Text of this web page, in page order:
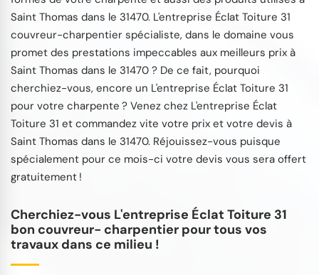
Saint Thomas dans le 31470. L'entreprise Éclat Toiture 31
couvreur-charpentier spécialiste, dans le domaine vous
promet des prestations impeccables aux meilleurs prix à
Saint Thomas dans le 31470 ? De ce fait, pourquoi
cherchiez-vous, encore un L'entreprise Éclat Toiture 31
pour votre charpente ? Venez chez L'entreprise Éclat
Toiture 31 et commandez vite votre prix et votre devis à
Saint Thomas dans le 31470. Réjouissez-vous puisque
spécialement pour ce mois-ci votre devis vous sera offert
gratuitement !
Cherchiez-vous L'entreprise Éclat Toiture 31
bon couvreur- charpentier pour tous vos
travaux dans ce milieu !